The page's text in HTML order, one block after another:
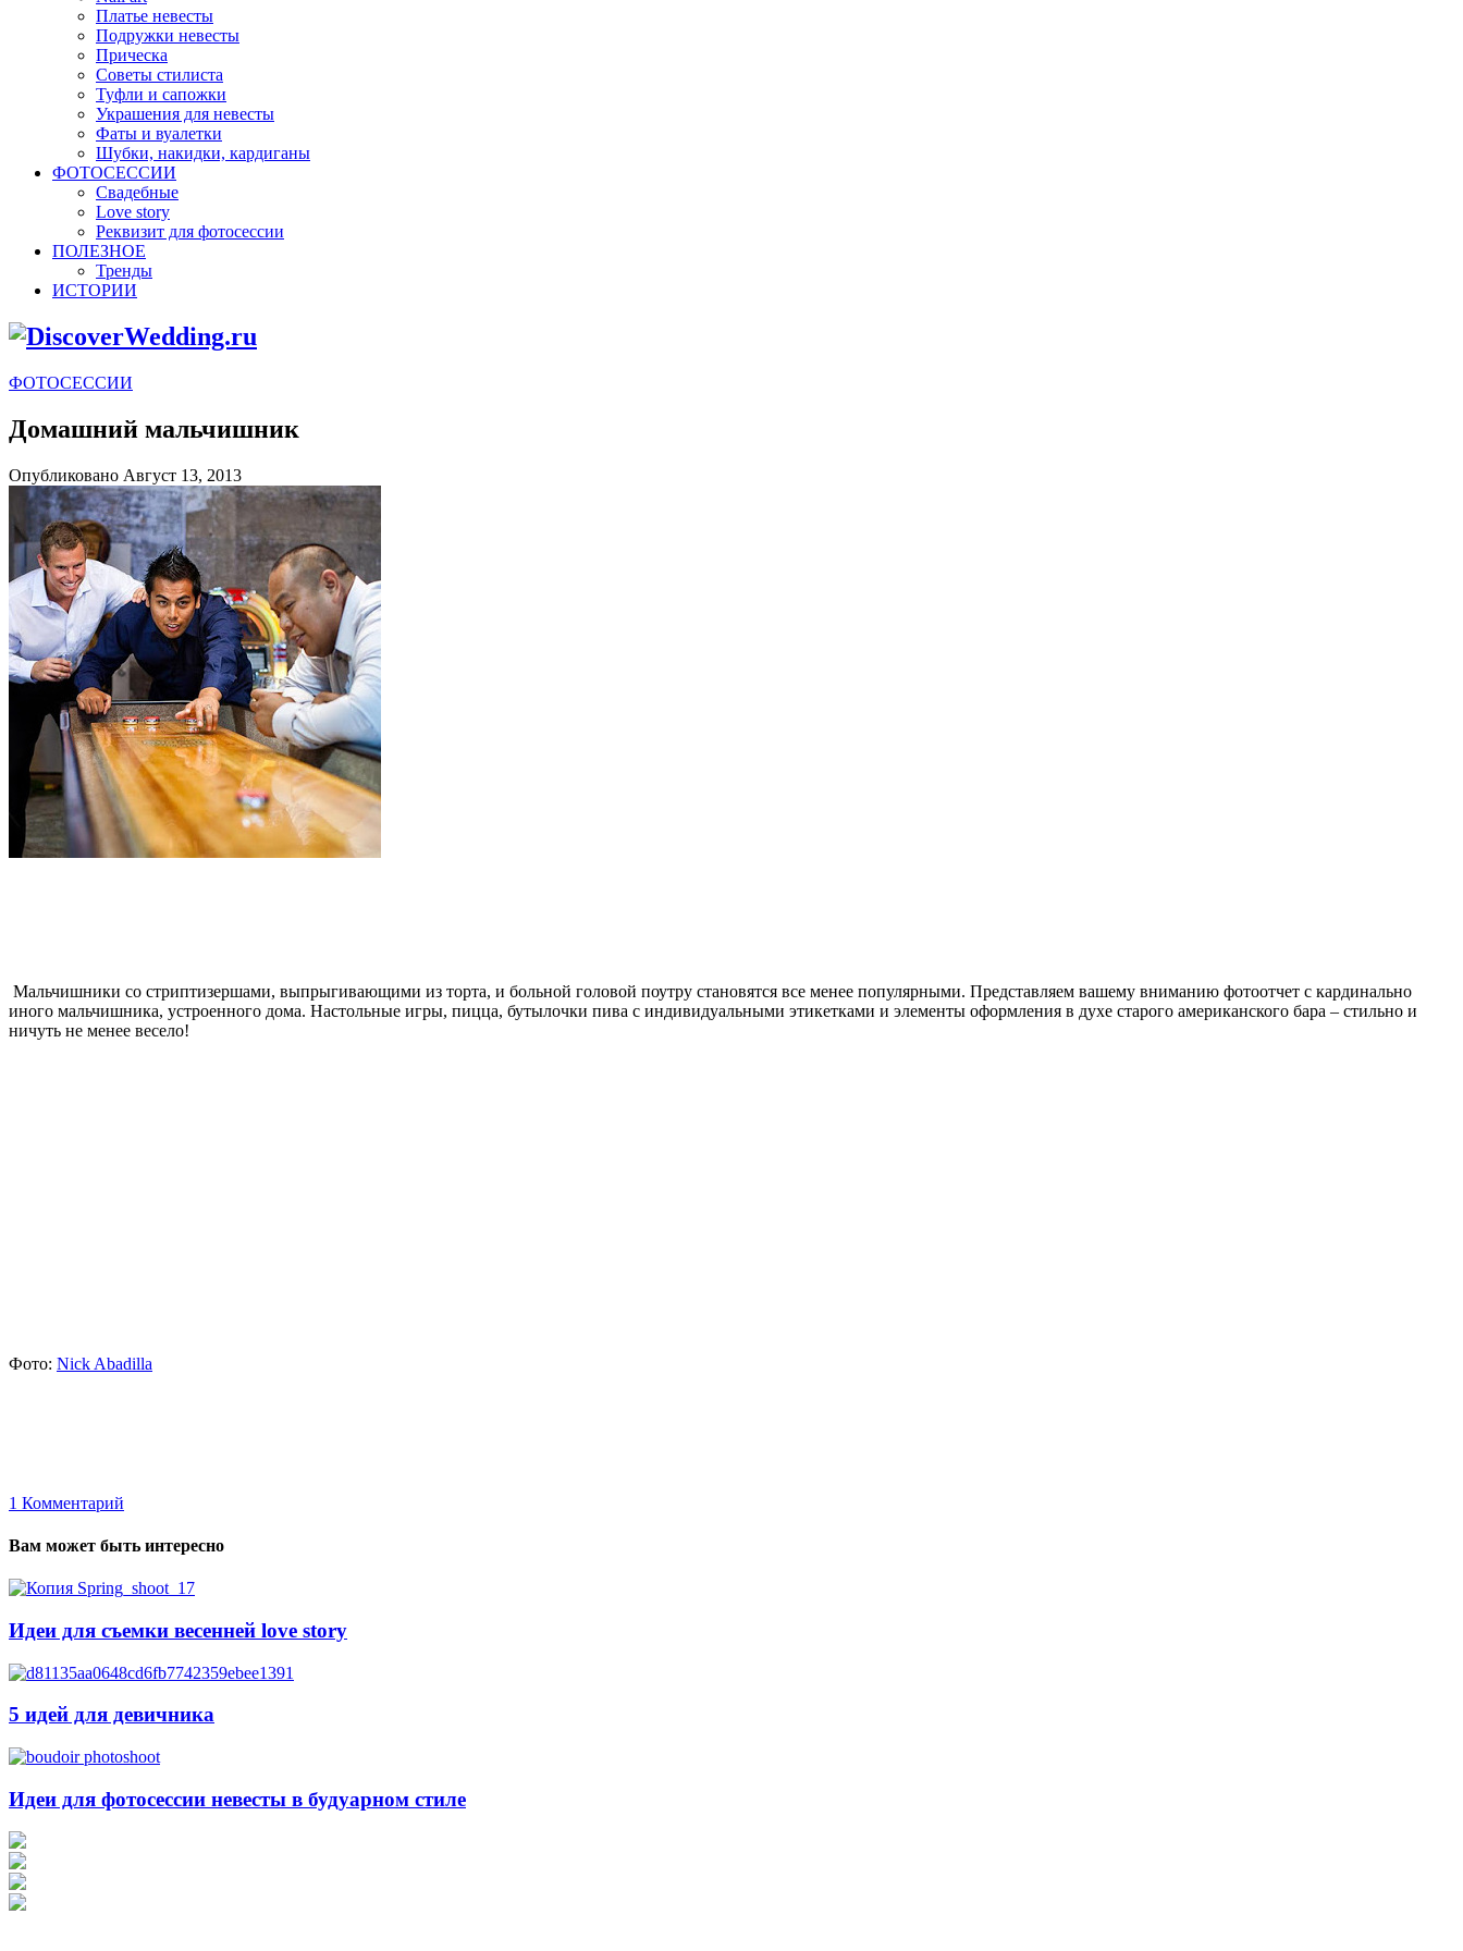
Платье невесты
Подружки невесты
Прическа
Советы стилиста
Туфли и сапожки
Украшения для невесты
Фаты и вуалетки
Шубки, накидки, кардиганы
ФОТОСЕССИИ
Свадебные
Love story
Реквизит для фотосессии
ПОЛЕЗНОЕ
Тренды
ИСТОРИИ
ФОТОСЕССИИ
Домашний мальчишник
Опубликовано Август 13, 2013
Мальчишники со стриптизершами, выпрыгивающими из торта, и больной головой поутру становятся все менее популярными. Представляем вашему вниманию фотоотчет с кардинально
иного мальчишника, устроенного дома. Настольные игры, пицца, бутылочки пива с индивидуальными этикетками и элементы оформления в духе старого американского бара – стильно и
ничуть не менее весело!
Фото: Nick Abadilla
1 Комментарий
Вам может быть интересно
Идеи для съемки весенней love story
5 идей для девичника
Идеи для фотосессии невесты в будуарном стиле